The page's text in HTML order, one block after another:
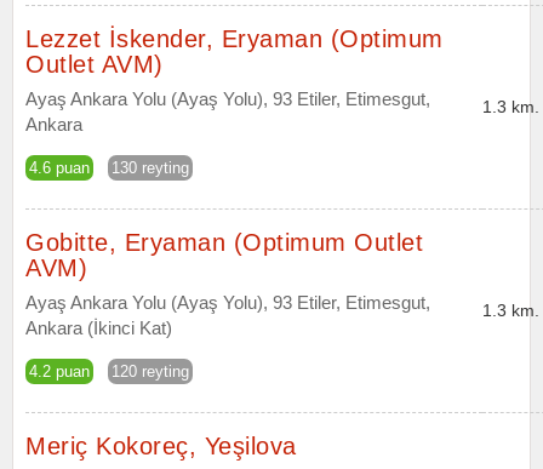
Lezzet İskender, Eryaman (Optimum
Outlet AVM)
Ayaş Ankara Yolu (Ayaş Yolu), 93 Etiler, Etimesgut,
Ankara
4.6 puan 130 reyting
1.3 km.
Gobitte, Eryaman (Optimum Outlet
AVM)
Ayaş Ankara Yolu (Ayaş Yolu), 93 Etiler, Etimesgut,
Ankara (İkinci Kat)
4.2 puan 120 reyting
1.3 km.
Meriç Kokoreç, Yeşilova